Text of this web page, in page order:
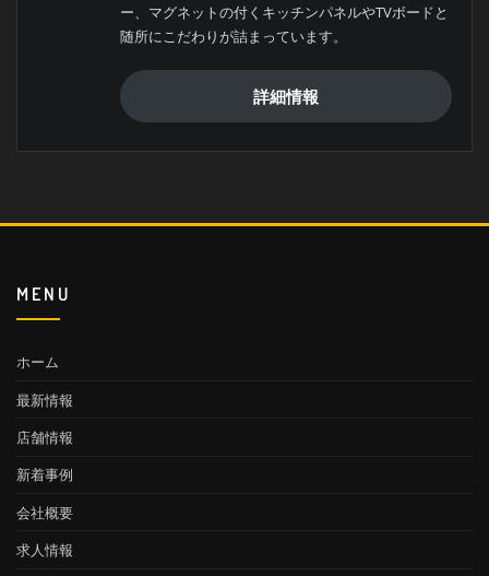
ー、マグネットの付くキッチンパネルやTVボードと
随所にこだわりが詰まっています。
詳細情報
MENU
ホーム
最新情報
店舗情報
新着事例
会社概要
求人情報